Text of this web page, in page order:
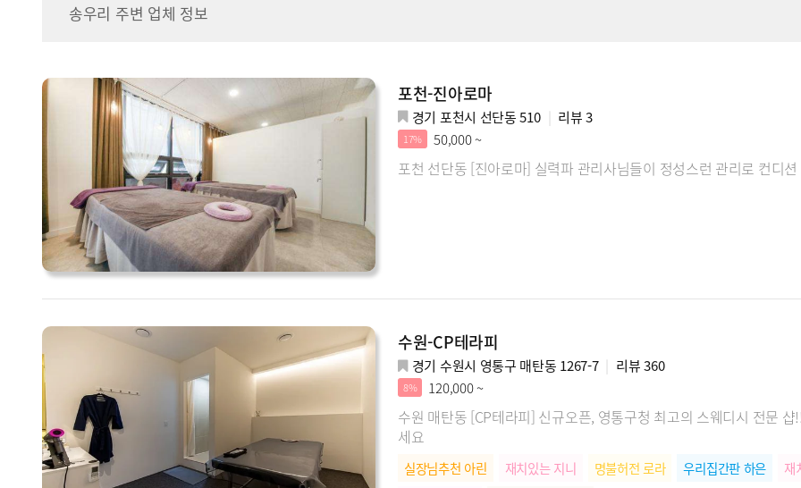
송우리 주변 업체 정보
포천-진아로마
경기 포천시 선단동 510 리뷰3
17% 50,000 ~
포천 선단동 [진아로마] 실력파 관리사님들이 정성스런 관리로 컨디
수원-CP테라피
경기 수원시 영통구 매탄동 1267-7 리뷰360
8% 120,000 ~
수원 매탄동 [CP테라피] 신규오픈, 영통구청 최고의 스웨디시 전문
세요
실장님추천 아린 재치있는 지니 명불허전 로라 우리집간판 하은 재